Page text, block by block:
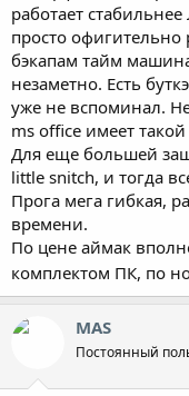
работает
просто
бэкапам тайм
незаметно. Есть
уже не вспоминал.
ms office имеет
Для еще большей
little snitch, и тогда
Прога мега гибкая,
времени.
По цене аймак
комплектом ПК, по
MAS
Постоянный